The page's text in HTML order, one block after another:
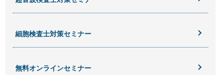
細胞検査士対策セミナー
無料オンラインセミナー